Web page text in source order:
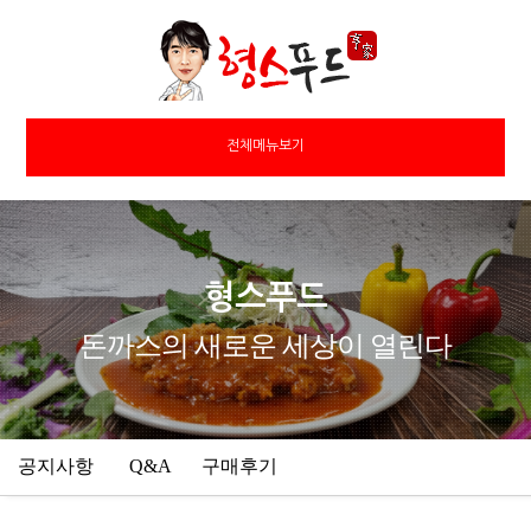
전체메뉴보기
형스푸드
돈까스의 새로운 세상이 열린다
공지사항 Q&A 구매후기